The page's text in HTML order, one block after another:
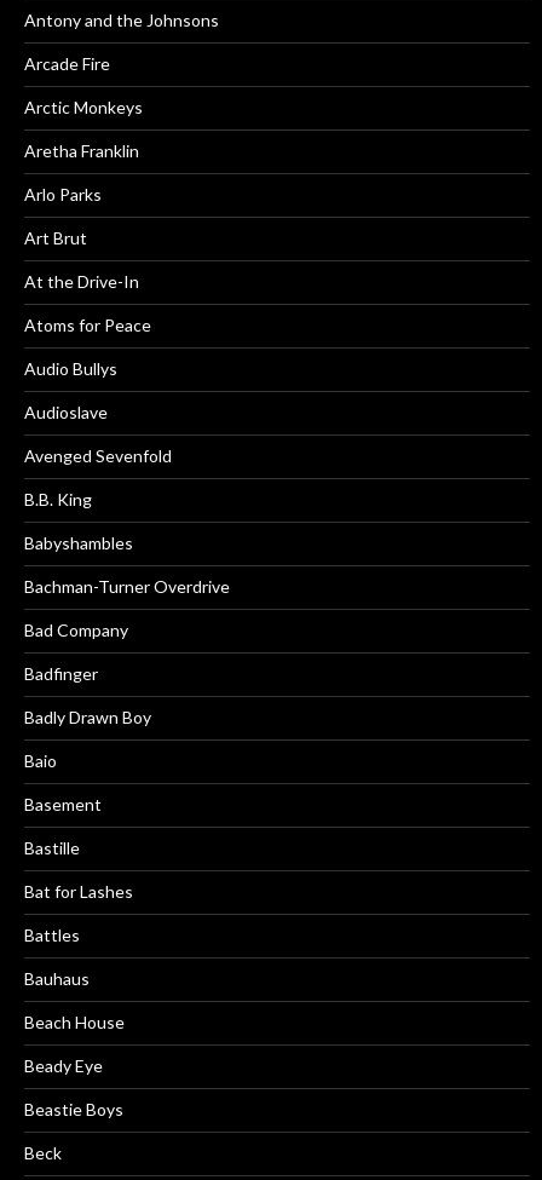
Antony and the Johnsons
Arcade Fire
Arctic Monkeys
Aretha Franklin
Arlo Parks
Art Brut
At the Drive-In
Atoms for Peace
Audio Bullys
Audioslave
Avenged Sevenfold
B.B. King
Babyshambles
Bachman-Turner Overdrive
Bad Company
Badfinger
Badly Drawn Boy
Baio
Basement
Bastille
Bat for Lashes
Battles
Bauhaus
Beach House
Beady Eye
Beastie Boys
Beck